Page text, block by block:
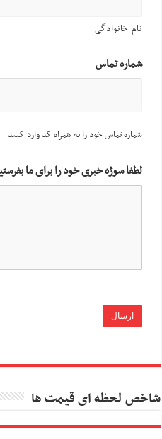
نام خانوادگی
شماره تماس
شماره تماس خود را به همراه کد وارد کنید
لطفا سوژه خبری خود را برای ما
شاخص لحظه ای قیمت ها